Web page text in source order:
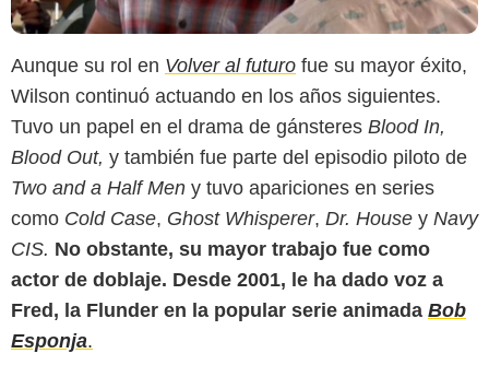
Aunque su rol en Volver al futuro fue su mayor éxito,
Wilson continuó actuando en los años siguientes.
Tuvo un papel en el drama de gánsteres Blood In,
Blood Out, y también fue parte del episodio piloto de
Two and a Half Men y tuvo apariciones en series
como Cold Case, Ghost Whisperer, Dr. House y Navy
CIS. No obstante, su mayor trabajo fue como
actor de doblaje. Desde 2001, le ha dado voz a
Fred, la Flunder en la popular serie animada Bob
Esponja.